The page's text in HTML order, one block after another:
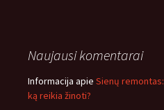
Naujausi komentarai
Informacija apie Sienų remontas:
ką reikia žinoti?